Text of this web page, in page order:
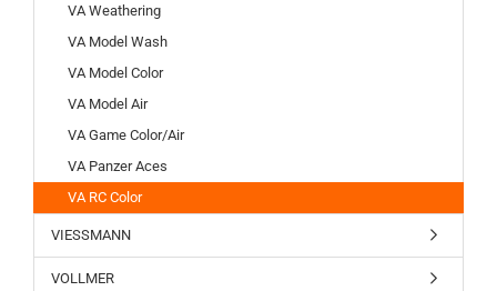
VA Weathering
VA Model Wash
VA Model Color
VA Model Air
VA Game Color/Air
VA Panzer Aces
VA RC Color
VIESSMANN
VOLLMER